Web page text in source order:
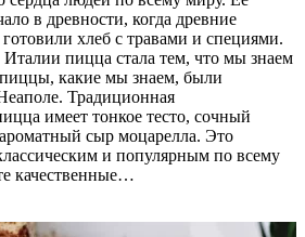
в древности, когда древние
хлеб с травами и специями.
пицца стала тем, что мы знаем
какие мы знаем, были
Традиционная
имеет тонкое тесто, сочный
сыр моцарелла. Это
и популярным по всему
качественные…